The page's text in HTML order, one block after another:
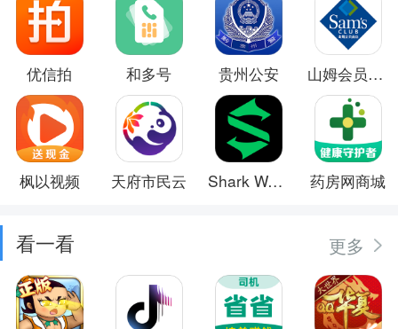
优信拍 和多号 贵州公安 山姆会员商店
枫以视频 天府市民云 Shark Wear 药房网商城
看一看 更多